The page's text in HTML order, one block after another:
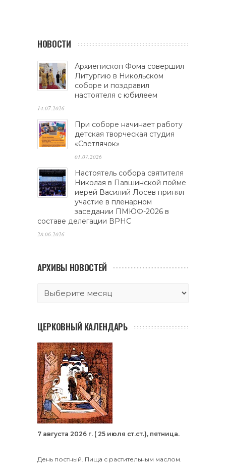
НОВОСТИ
Архиепископ Фома совершил
Литургию в Никольском
соборе и поздравил
настоятеля с юбилеем
14.07.2026
При соборе начинает работу
детская творческая студия
«Светлячок»
01.07.2026
Настоятель собора святителя
Николая в Павшинской пойме
иерей Василий Лосев принял
участие в пленарном
заседании ПМЮФ-2026 в
составе делегации ВРНС
28.06.2026
АРХИВЫ НОВОСТЕЙ
ЦЕРКОВНЫЙ КАЛЕНДАРЬ
7 августа 2026 г. ( 25 июля ст.ст.), пятница.
День постный. Пища с растительным маслом.